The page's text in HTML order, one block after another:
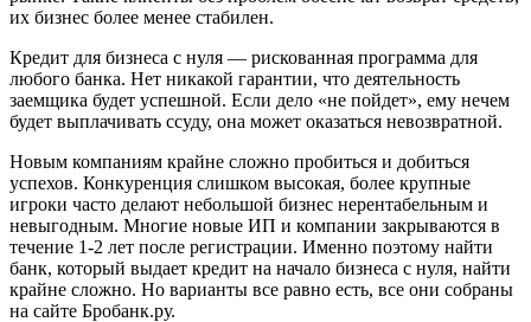
их бизнес более менее стабилен.
Кредит для бизнеса с нуля — рискованная программа для
любого банка. Нет никакой гарантии, что деятельность
заемщика будет успешной. Если дело «не пойдет», ему нечем
будет выплачивать ссуду, она может оказаться невозвратной.
Новым компаниям крайне сложно пробиться и добиться
успехов. Конкуренция слишком высокая, более крупные
игроки часто делают небольшой бизнес нерентабельным и
невыгодным. Многие новые ИП и компании закрываются в
течение 1-2 лет после регистрации. Именно поэтому найти
банк, который выдает кредит на начало бизнеса с нуля, найти
крайне сложно. Но варианты все равно есть, все они собраны
на сайте Бробанк.ру.